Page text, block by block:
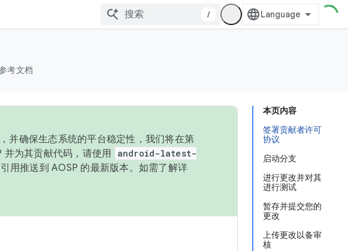
/
考文档
本页内容
签署贡献者许可
协议
启动分支
进行更改并对其
进行测试
暂存并提交您的
更改
上传更改以备审
核
并确保生态系统的平台稳定性，我们将在第
并为其贡献代码，请使用
android-latest-
用推送到 AOSP 的最新版本。如需了解详